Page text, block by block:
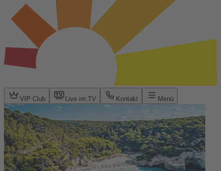
VIP Club Live im TV Kontakt Menü